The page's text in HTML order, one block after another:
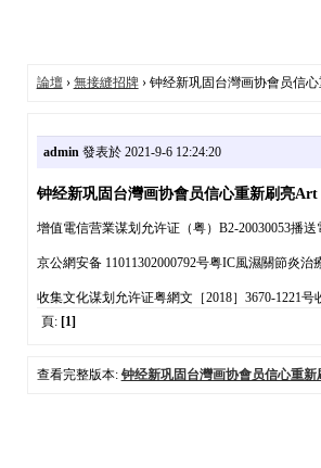
論壇› 無接縫招牌› 钟经新巩固台灣画协會员信
admin發表於 2021-9-6 12:24:20
钟经新巩固台灣画协會员信心重新刷亮Art
增值電信营業谋划允许证（粤）B2-20030053播
京公網安备 11011302000792号粤IC風濕關節炎
收集文化谋划允许证粤網文［2018］3670-1221
頁: [1]
查看完整版本: 钟经新巩固台灣画协會员信心重